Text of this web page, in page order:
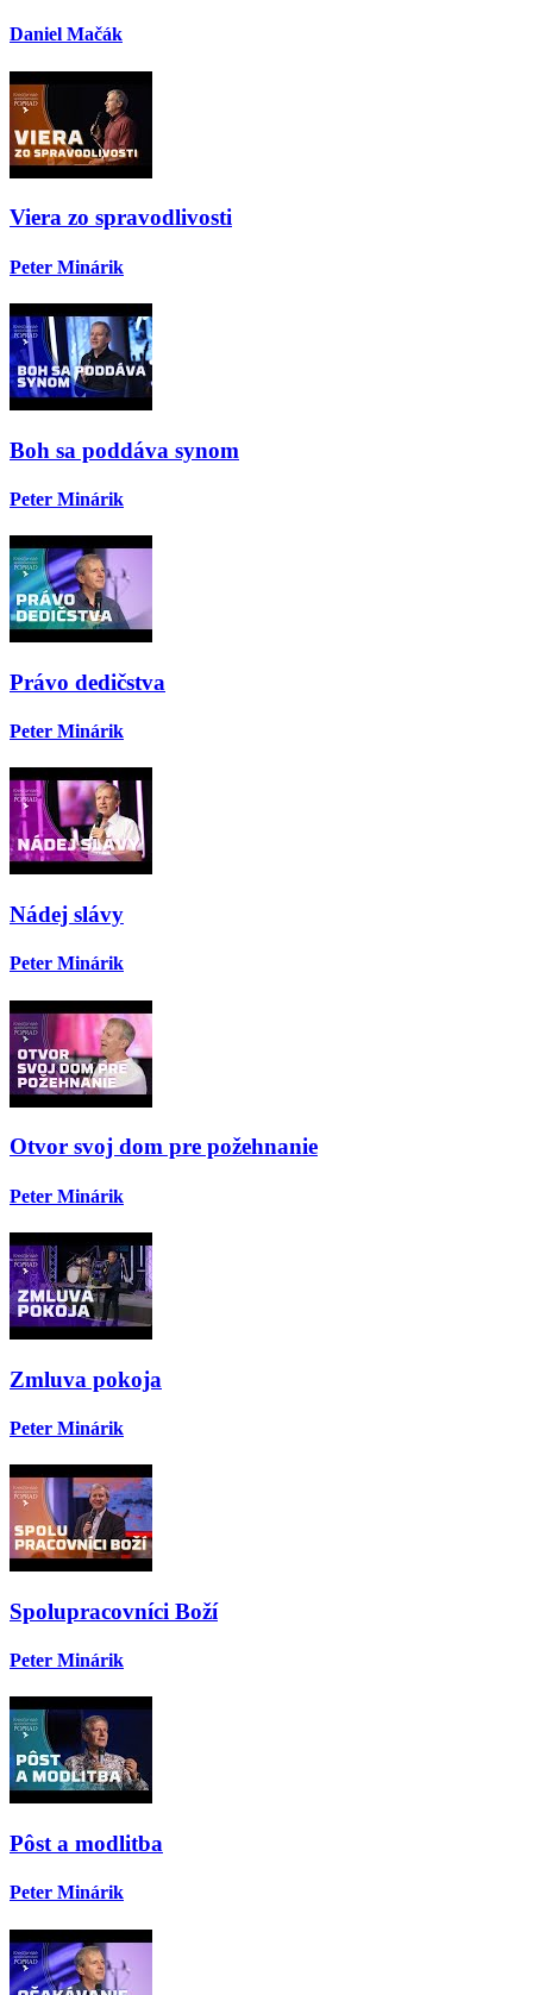
Daniel Mačák
Viera zo spravodlivosti
Peter Minárik
Boh sa poddáva synom
Peter Minárik
Právo dedičstva
Peter Minárik
Nádej slávy
Peter Minárik
Otvor svoj dom pre požehnanie
Peter Minárik
Zmluva pokoja
Peter Minárik
Spolupracovníci Boží
Peter Minárik
Pôst a modlitba
Peter Minárik